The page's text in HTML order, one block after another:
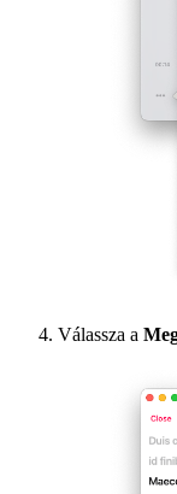
Válassza a